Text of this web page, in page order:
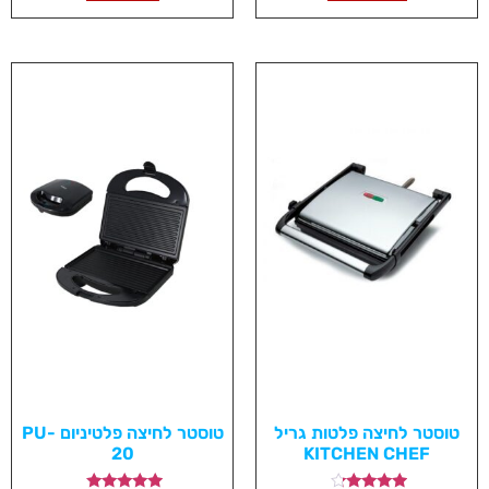
טוסטר לחיצה פלטות גריל
KITCHEN CHEF
טוסטר לחיצה פלטיניום PU-
20